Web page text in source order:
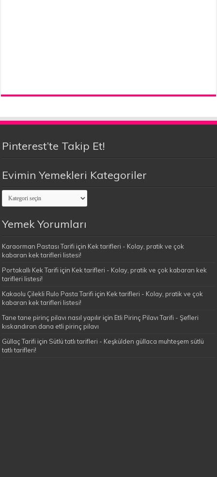
Pinterest’te Takip Et!
Evimin Yemekleri Kategoriler
Evimin
Yemekleri
Kategoriler
Yemek Yorumları
Karaorman Pastası Tarifi için Kek tarifleri - Kolay, pratik ve çok
kabaran kek tarifleri listesi!
Portakallı Kek Tarifi için Kek tarifleri - Kolay, pratik ve çok kabaran kek
tarifleri listesi!
Kakaolu Çilekli Rulo Pasta Tarifi için Kek tarifleri - Kolay, pratik ve çok
kabaran kek tarifleri listesi!
Tane tane pirinç pilavı nasıl yapılır için Etli Pirinç Pilavı Tarifi - Şefleri
kıskandıran dana etli pirinç pilavı
Güllaç Tarifi için Sütlü tatlı tarifleri - Keşkülden güllaca muhteşem sütlü
tatlı tarifleri!